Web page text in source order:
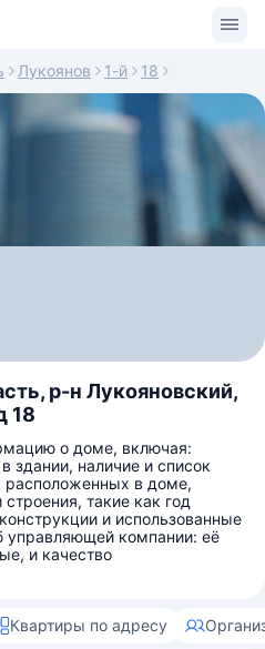
Лукоянов 1-й 18
р-н Лукояновский,
18
о доме, включая:
здании, наличие и список
расположенных в доме,
такие как год
и использованные
компании: её
и качество
Квартиры по адресу